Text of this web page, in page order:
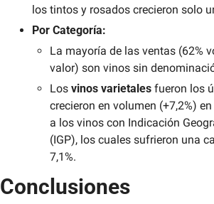
los tintos y rosados crecieron solo
Por Categoría:
La mayoría de las ventas (62%
valor) son vinos sin
Los vinos varietales fueron los
crecieron en volumen (+7,2%)
a los vinos con Indicación
(IGP), los cuales sufrieron una
7,1%.
Conclusiones